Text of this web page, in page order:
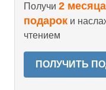
Получи 2
подарок и
чтением
ПОЛУЧИТЬ